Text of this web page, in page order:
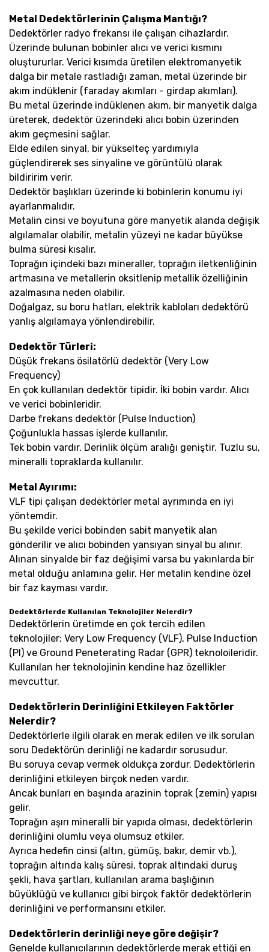
Metal Dedektörlerinin Çalışma Mantığı?
Dedektörler radyo frekansı ile çalışan cihazlardır.
Üzerinde bulunan bobinler alıcı ve verici kısmını
oluştururlar. Verici kısımda üretilen elektromanyetik
dalga bir metale rastladığı zaman, metal üzerinde bir
akım indüklenir (faraday akımları - girdap akımları).
Bu metal üzerinde indüklenen akım, bir manyetik dalga
üreterek, dedektör üzerindeki alıcı bobin üzerinden
akım geçmesini sağlar.
Elde edilen sinyal, bir yükselteç yardımıyla
güçlendirerek ses sinyaline ve görüntülü olarak
bildiririm verir.
Dedektör başlıkları üzerinde ki bobinlerin konumu iyi
ayarlanmalıdır.
Metalin cinsi ve boyutuna göre manyetik alanda değişik
algılamalar olabilir, metalin yüzeyi ne kadar büyükse
bulma süresi kısalır.
Toprağın içindeki bazı mineraller, toprağın iletkenliğinin
artmasına ve metallerin oksitlenip metallik özelliğinin
azalmasına neden olabilir.
Doğalgaz, su boru hatları, elektrik kabloları dedektörü
yanlış algılamaya yönlendirebilir.
Dedektör Türleri:
Düşük frekans ösilatörlü dedektör (Very Low
Frequency)
En çok kullanılan dedektör tipidir. İki bobin vardır. Alıcı
ve verici bobinleridir.
Darbe frekans dedektör (Pulse Induction)
Çoğunlukla hassas işlerde kullanılır.
Tek bobin vardır. Derinlik ölçüm aralığı geniştir. Tuzlu su,
mineralli topraklarda kullanılır.
Metal Ayırımı:
VLF tipi çalışan dedektörler metal ayrımında en iyi
yöntemdir.
Bu şekilde verici bobinden sabit manyetik alan
gönderilir ve alıcı bobinden yansıyan sinyal bu alınır.
Alınan sinyalde bir faz değişimi varsa bu yakınlarda bir
metal olduğu anlamına gelir. Her metalin kendine özel
bir faz kayması vardır.
Dedektörlerde Kullanılan Teknolojiler Nelerdir?
Dedektörlerin üretimde en çok tercih edilen
teknolojiler; Very Low Frequency (VLF), Pulse Induction
(PI) ve Ground Peneterating Radar (GPR) teknoloileridir.
Kullanılan her teknolojinin kendine haz özellikler
mevcuttur.
Dedektörlerin Derinliğini Etkileyen Faktörler
Nelerdir?
Dedektörlerle ilgili olarak en merak edilen ve ilk sorulan
soru Dedektörün derinliği ne kadardır sorusudur.
Bu soruya cevap vermek oldukça zordur. Dedektörlerin
derinliğini etkileyen birçok neden vardır.
Ancak bunları en başında arazinin toprak (zemin) yapısı
gelir.
Toprağın aşırı mineralli bir yapıda olması, dedektörlerin
derinliğini olumlu veya olumsuz etkiler.
Ayrıca hedefin cinsi (altın, gümüş, bakır, demir vb.),
toprağın altında kalış süresi, toprak altındaki duruş
şekli, hava şartları, kullanılan arama başlığının
büyüklüğü ve kullanıcı gibi birçok faktör dedektörlerin
derinliğini ve performansını etkiler.
Dedektörlerin derinliği neye göre değişir?
Genelde kullanıcılarının dedektörlerde merak ettiği en